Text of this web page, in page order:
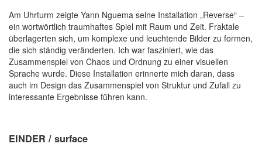
Am Uhrturm zeigte Yann Nguema seine Installation „Reverse“ –
ein wortwörtlich traumhaftes Spiel mit Raum und Zeit. Fraktale
überlagerten sich, um komplexe und leuchtende Bilder zu formen,
die sich ständig veränderten. Ich war fasziniert, wie das
Zusammenspiel von Chaos und Ordnung zu einer visuellen
Sprache wurde. Diese Installation erinnerte mich daran, dass
auch im Design das Zusammenspiel von Struktur und Zufall zu
interessante Ergebnisse führen kann.
EINDER / surface